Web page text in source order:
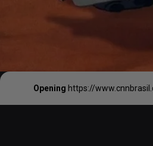
Opening